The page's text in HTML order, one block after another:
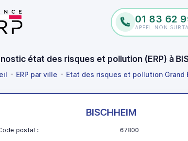
01 83 62
APPEL NON
état des risques et pollution (ERP) à
ERP par ville Etat des risques et pollution Grand
BISCHHEIM
postal : 67800